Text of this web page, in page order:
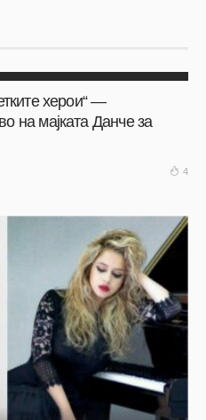
херои“ —
на мајката Данче за
4